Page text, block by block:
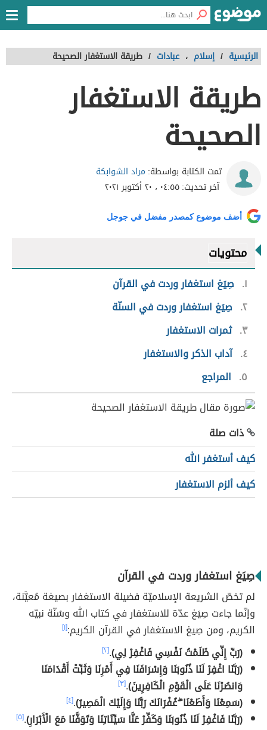
الرئيسية / إسلام ، عبادات / طريقة الاستغفار الصحيحة
طريقة الاستغفار
الصحيحة
تمت الكتابة بواسطة: مراد الشوابكة
آخر تحديث:٠٤:٥٥ ، ٢٠ أكتوبر ٢٠٢١
أضف موضوع كمصدر مفضل في جوجل
محتويات
١
صِيَغ استغفار وردت في القرآن
٢ صِيَغ استغفار وردت في السنّة
٣ ثمرات الاستغفار
٤ آداب الذكر والاستغفار
٥
المراجع
ذات صلة
كيف أستغفر الله
كيف ألزم الاستغفار
صِيَغ استغفار وردت في القرآن
لم تخصّ الشريعة الإسلاميّة فضيلة الاستغفار بصيغة مُعيَّنة،
وإنّما جاءت صِيَغ عدّة للاستغفار في كتاب الله وسُنّة نبيّه
الكريم، ومن صِيغ الاستغفار في القرآن الكريم:[١]
(رَبِّ إِنِّي ظَلَمْتُ نَفْسِي فَاغْفِرْ لِي).[٢]
(رَبَّنَا اغْفِرْ لَنَا ذُنُوبَنَا وَإِسْرَافَنَا فِي أَمْرِنَا وَثَبِّتْ أَقْدَامَنَا
وَانصُرْنَا عَلَى الْقَوْمِ الْكَافِرِينَ).[٣]
(سَمِعْنَا وَأَطَعْنَا ۖ غُفْرَانَكَ رَبَّنَا وَإِلَيْكَ الْمَصِيرُ).[٤]
(رَبَّنَا فَاغْفِرْ لَنَا ذُنُوبَنَا وَكَفِّرْ عَنَّا سَيِّئَاتِنَا وَتَوَفَّنَا مَعَ الْأَبْرَارِ).[٥]